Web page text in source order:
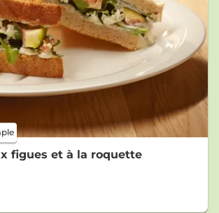
figues et à la roquette